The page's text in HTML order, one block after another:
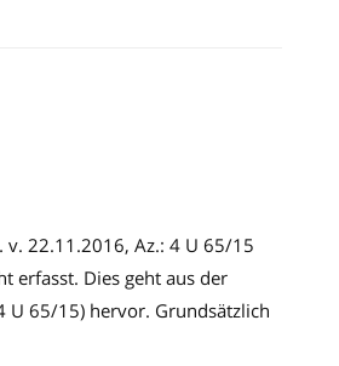
22.11.2016, Az.: 4 U 65/15
erfasst. Dies geht aus der
U 65/15) hervor. Grundsätzlich